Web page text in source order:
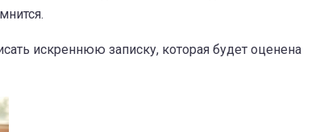
искреннюю записку, которая будет оценена